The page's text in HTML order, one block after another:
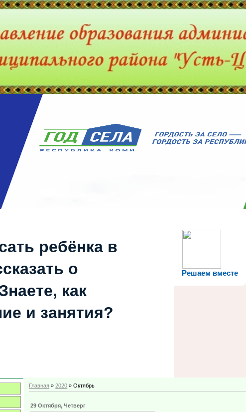
Решаем вместе
ребёнка в
о
как
и занятия?
Главная »2020 » Октябрь
29 Октября, Четверг